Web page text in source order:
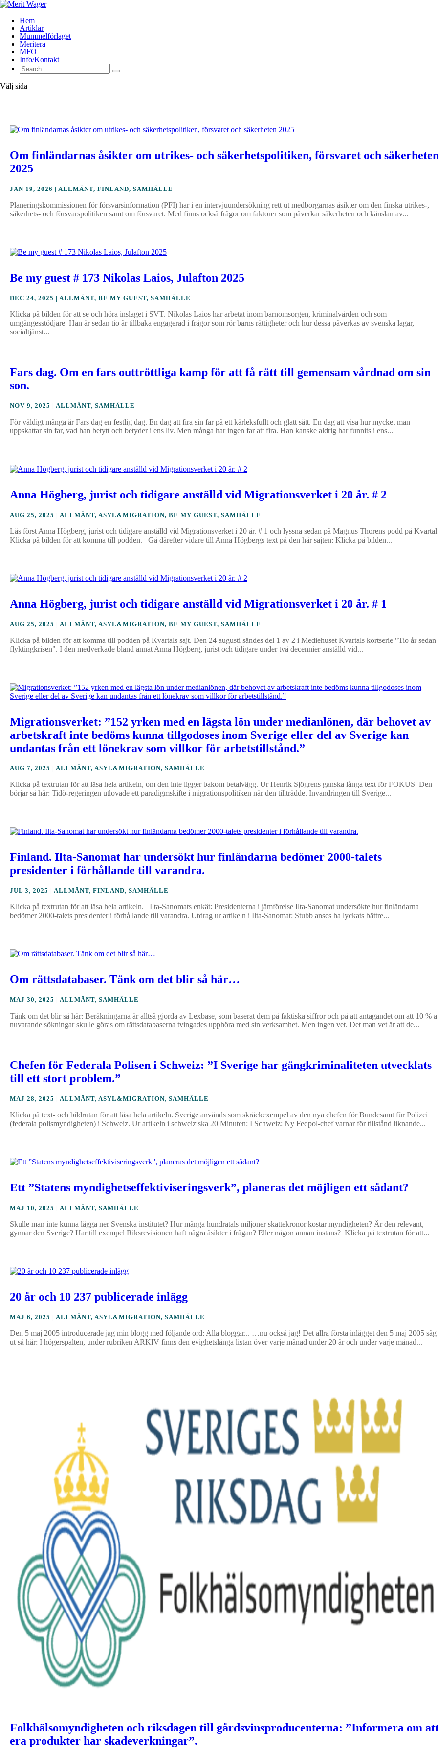
Hem
Artiklar
Mummelförlaget
Meritera
MFO
Info/Kontakt
Välj sida
Om finländarnas åsikter om utrikes- och säkerhetspolitiken, försvaret och
2025
JAN 19, 2026 | ALLMÄNT, FINLAND, SAMHÄLLE
Planeringskommissionen för försvarsinformation (PFI) har i en intervjuundersökning rett ut medborgarnas åsikter om den finska utrikes-,
säkerhets- och försvarspolitiken samt om försvaret. Med finns också frågor om faktorer som påverkar säkerheten och känslan av...
Be my guest # 173 Nikolas Laios, Julafton 2025
DEC 24, 2025 | ALLMÄNT, BE MY GUEST, SAMHÄLLE
Klicka på bilden för att se och höra inslaget i SVT. Nikolas Laios har arbetat inom barnomsorgen, kriminalvården och som
umgängesstödjare. Han är sedan tio år tillbaka engagerad i frågor som rör barns rättigheter och hur dessa påverkas av svenska lagar,
socialtjänst...
Fars dag. Om en fars outtröttliga kamp för att få rätt till gemensam vårdnad om sin
son.
NOV 9, 2025 | ALLMÄNT, SAMHÄLLE
För väldigt många är Fars dag en festlig dag. En dag att fira sin far på ett kärleksfullt och glatt sätt. En dag att visa hur mycket man
uppskattar sin far, vad han betytt och betyder i ens liv. Men många har ingen far att fira. Han kanske aldrig har funnits i ens...
Anna Högberg, jurist och tidigare anställd vid Migrationsverket i 20 år. # 2
AUG 25, 2025 | ALLMÄNT, ASYL&MIGRATION, BE MY GUEST, SAMHÄLLE
Läs först Anna Högberg, jurist och tidigare anställd vid Migrationsverket i 20 år. # 1 och lyssna sedan på Magnus Thorens podd på
Klicka på bilden för att komma till podden. Gå därefter vidare till Anna Högbergs text på den här sajten: Klicka på bilden...
Anna Högberg, jurist och tidigare anställd vid Migrationsverket i 20 år. # 1
AUG 25, 2025 | ALLMÄNT, ASYL&MIGRATION, BE MY GUEST, SAMHÄLLE
Klicka på bilden för att komma till podden på Kvartals sajt. Den 24 augusti sändes del 1 av 2 i Mediehuset Kvartals kortserie "Tio år sedan
flyktingkrisen". I den medverkade bland annat Anna Högberg, jurist och tidigare under två decennier anställd vid...
Migrationsverket: ”152 yrken med en lägsta lön under medianlönen, där behovet av
arbetskraft inte bedöms kunna tillgodoses inom Sverige eller del av Sverige kan
undantas från ett lönekrav som villkor för arbetstillstånd.”
AUG 7, 2025 | ALLMÄNT, ASYL&MIGRATION, SAMHÄLLE
Klicka på textrutan för att läsa hela artikeln, om den inte ligger bakom betalvägg. Ur Henrik Sjögrens ganska långa text för FOKUS. Den
börjar så här: Tidö-regeringen utlovade ett paradigmskifte i migrationspolitiken när den tillträdde. Invandringen till Sverige...
Finland. Ilta-Sanomat har undersökt hur finländarna bedömer 2000-talets
presidenter i förhållande till varandra.
JUL 3, 2025 | ALLMÄNT, FINLAND, SAMHÄLLE
Klicka på textrutan för att läsa hela artikeln. Ilta-Sanomats enkät: Presidenterna i jämförelse Ilta-Sanomat undersökte hur finländarna
bedömer 2000-talets presidenter i förhållande till varandra. Utdrag ur artikeln i Ilta-Sanomat: Stubb anses ha lyckats bättre...
Om rättsdatabaser. Tänk om det blir så här…
MAJ 30, 2025 | ALLMÄNT, SAMHÄLLE
Tänk om det blir så här: Beräkningarna är alltså gjorda av Lexbase, som baserat dem på faktiska siffror och på att antagandet om att 10 %
nuvarande sökningar skulle göras om rättsdatabaserna tvingades upphöra med sin verksamhet. Men ingen vet. Det man vet är att de...
Chefen för Federala Polisen i Schweiz: ”I Sverige har gängkriminaliteten utvecklats
till ett stort problem.”
MAJ 28, 2025 | ALLMÄNT, ASYL&MIGRATION, SAMHÄLLE
Klicka på text- och bildrutan för att läsa hela artikeln. Sverige används som skräckexempel av den nya chefen för Bundesamt für Polizei
(federala polismyndigheten) i Schweiz. Ur artikeln i schweiziska 20 Minuten: I Schweiz: Ny Fedpol-chef varnar för tillstånd liknande...
Ett ”Statens myndighetseffektiviseringsverk”, planeras det möjligen ett sådant?
MAJ 10, 2025 | ALLMÄNT, SAMHÄLLE
Skulle man inte kunna lägga ner Svenska institutet? Hur många hundratals miljoner skattekronor kostar myndigheten? Är den relevant,
gynnar den Sverige? Har till exempel Riksrevisionen haft några åsikter i frågan? Eller någon annan instans? Klicka på textrutan för att...
20 år och 10 237 publicerade inlägg
MAJ 6, 2025 | ALLMÄNT, ASYL&MIGRATION, SAMHÄLLE
Den 5 maj 2005 introducerade jag min blogg med följande ord: Alla bloggar... …nu också jag! Det allra första inlägget den 5 maj 2005 såg
ut så här: I högerspalten, under rubriken ARKIV finns den evighetslånga listan över varje månad under 20 år och under varje månad...
Folkhälsomyndigheten och riksdagen till gårdsvinsproducenterna: ”Informera om
era produkter har skadeverkningar”.